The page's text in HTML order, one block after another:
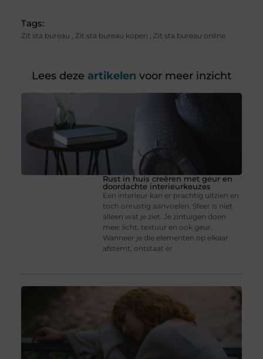
Tags:
Zit sta bureau , Zit sta bureau kopen , Zit sta bureau online
Lees deze artikelen voor meer inzicht
Rust in huis creëren met geur en
doordachte interieurkeuzes
Een interieur kan er prachtig uitzien en
toch onrustig aanvoelen. Sfeer is niet
alleen wat je ziet. Je zintuigen doen
mee: licht, textuur en ook geur.
Wanneer je die elementen op elkaar
afstemt, ontstaat er